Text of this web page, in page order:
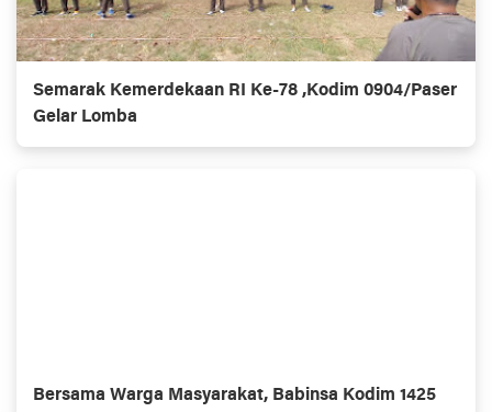
Semarak Kemerdekaan RI Ke-78 ,Kodim 0904/Paser
Gelar Lomba
Bersama Warga Masyarakat, Babinsa Kodim 1425